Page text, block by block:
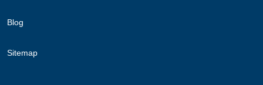
Blog
Sitemap